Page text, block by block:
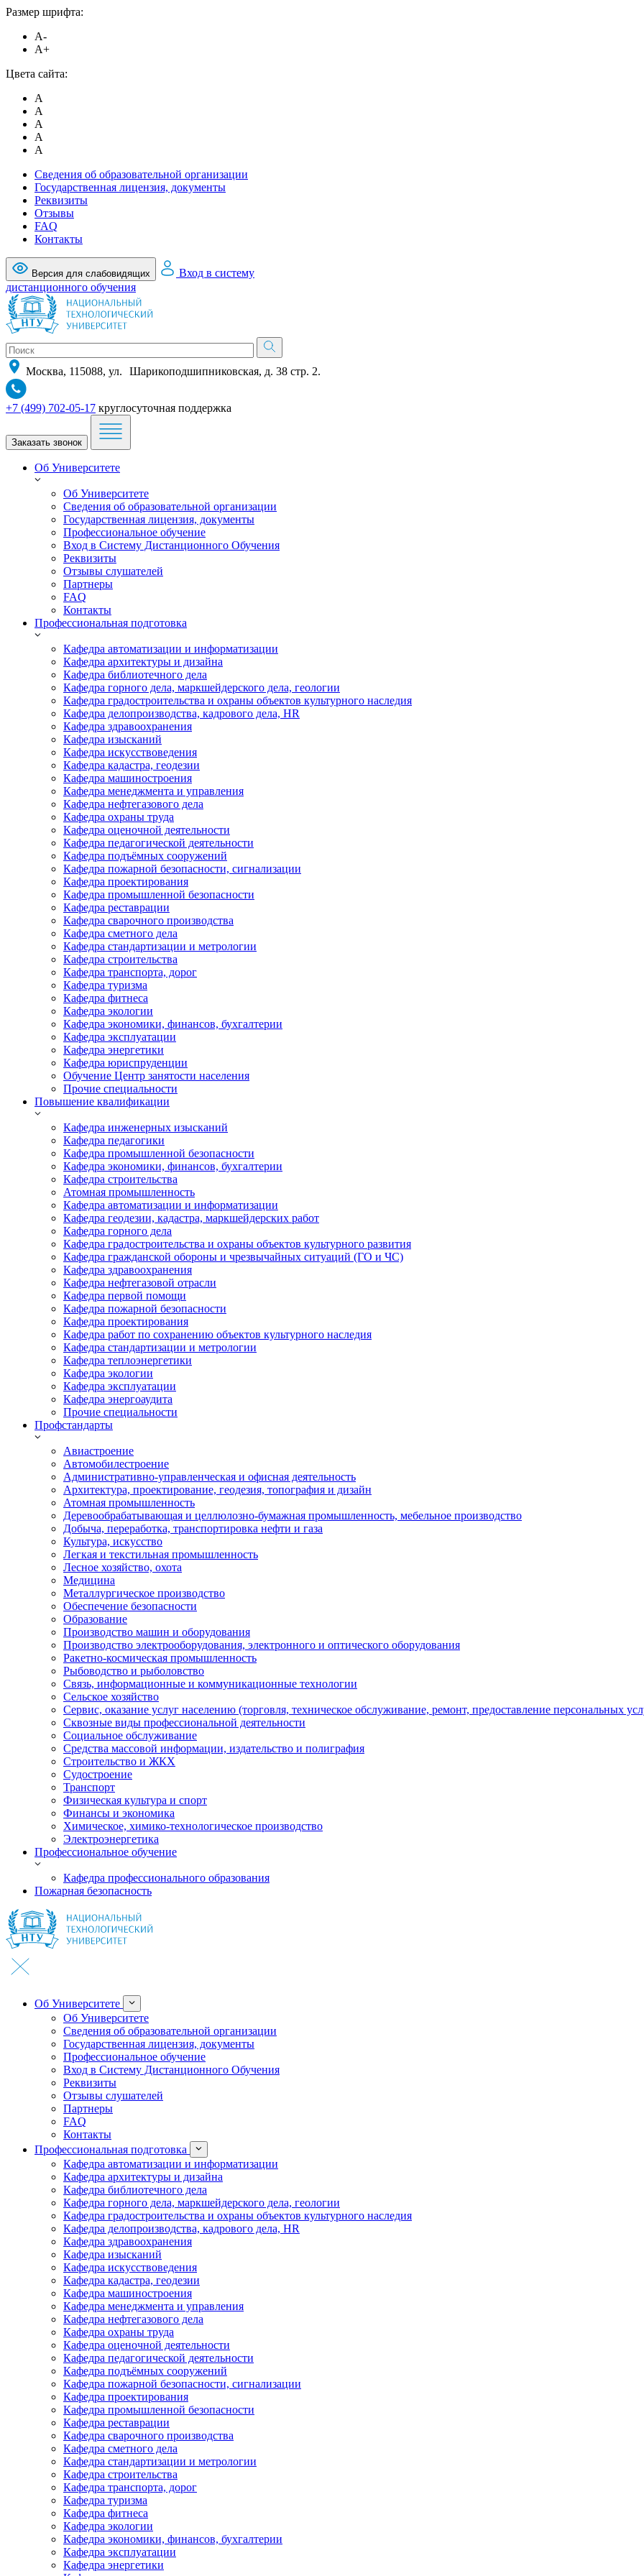
Размер шрифта:
A-
A+
Цвета сайта:
A
A
A
A
A
Сведения об образовательной организации
Государственная лицензия, документы
Реквизиты
Отзывы
FAQ
Контакты
Версия для слабовидящих
Вход в систему
дистанционного обучения
Москва, 115088, ул. Шарикоподшипниковская, д. 38 стр. 2.
+7 (499) 702-05-17 круглосуточная поддержка
Заказать звонок
Об Университете
Об Университете
Сведения об образовательной организации
Государственная лицензия, документы
Профессиональное обучение
Вход в Систему Дистанционного Обучения
Реквизиты
Отзывы слушателей
Партнеры
FAQ
Контакты
Профессиональная подготовка
Кафедра автоматизации и информатизации
Кафедра архитектуры и дизайна
Кафедра библиотечного дела
Кафедра горного дела, маркшейдерского дела, геологии
Кафедра градостроительства и охраны объектов культурного наследия
Кафедра делопроизводства, кадрового дела, HR
Кафедра здравоохранения
Кафедра изысканий
Кафедра искусствоведения
Кафедра кадастра, геодезии
Кафедра машиностроения
Кафедра менеджмента и управления
Кафедра нефтегазового дела
Кафедра охраны труда
Кафедра оценочной деятельности
Кафедра педагогической деятельности
Кафедра подъёмных сооружений
Кафедра пожарной безопасности, сигнализации
Кафедра проектирования
Кафедра промышленной безопасности
Кафедра реставрации
Кафедра сварочного производства
Кафедра сметного дела
Кафедра стандартизации и метрологии
Кафедра строительства
Кафедра транспорта, дорог
Кафедра туризма
Кафедра фитнеса
Кафедра экологии
Кафедра экономики, финансов, бухгалтерии
Кафедра эксплуатации
Кафедра энергетики
Кафедра юриспруденции
Обучение Центр занятости населения
Прочие специальности
Повышение квалификации
Кафедра инженерных изысканий
Кафедра педагогики
Кафедра промышленной безопасности
Кафедра экономики, финансов, бухгалтерии
Кафедра строительства
Атомная промышленность
Кафедра автоматизации и информатизации
Кафедра геодезии, кадастра, маркшейдерских работ
Кафедра горного дела
Кафедра градостроительства и охраны объектов культурного развития
Кафедра гражданской обороны и чрезвычайных ситуаций (ГО и ЧС)
Кафедра здравоохранения
Кафедра нефтегазовой отрасли
Кафедра первой помощи
Кафедра пожарной безопасности
Кафедра проектирования
Кафедра работ по сохранению объектов культурного наследия
Кафедра стандартизации и метрологии
Кафедра теплоэнергетики
Кафедра экологии
Кафедра эксплуатации
Кафедра энергоаудита
Прочие специальности
Профстандарты
Авиастроение
Автомобилестроение
Административно-управленческая и офисная деятельность
Архитектура, проектирование, геодезия, топография и дизайн
Атомная промышленность
Деревообрабатывающая и целлюлозно-бумажная промышленность, мебельное производство
Добыча, переработка, транспортировка нефти и газа
Культура, искусство
Легкая и текстильная промышленность
Лесное хозяйство, охота
Медицина
Металлургическое производство
Обеспечение безопасности
Образование
Производство машин и оборудования
Производство электрооборудования, электронного и оптического оборудования
Ракетно-космическая промышленность
Рыбоводство и рыболовство
Связь, информационные и коммуникационные технологии
Сельское хозяйство
Сервис, оказание услуг населению (торговля, техническое обслуживание, ремонт, предоставление персональных
Сквозные виды профессиональной деятельности
Социальное обслуживание
Средства массовой информации, издательство и полиграфия
Строительство и ЖКХ
Судостроение
Транспорт
Физическая культура и спорт
Финансы и экономика
Химическое, химико-технологическое производство
Электроэнергетика
Профессиональное обучение
Кафедра профессионального образования
Пожарная безопасность
Об Университете
Об Университете
Сведения об образовательной организации
Государственная лицензия, документы
Профессиональное обучение
Вход в Систему Дистанционного Обучения
Реквизиты
Отзывы слушателей
Партнеры
FAQ
Контакты
Профессиональная подготовка
Кафедра автоматизации и информатизации
Кафедра архитектуры и дизайна
Кафедра библиотечного дела
Кафедра горного дела, маркшейдерского дела, геологии
Кафедра градостроительства и охраны объектов культурного наследия
Кафедра делопроизводства, кадрового дела, HR
Кафедра здравоохранения
Кафедра изысканий
Кафедра искусствоведения
Кафедра кадастра, геодезии
Кафедра машиностроения
Кафедра менеджмента и управления
Кафедра нефтегазового дела
Кафедра охраны труда
Кафедра оценочной деятельности
Кафедра педагогической деятельности
Кафедра подъёмных сооружений
Кафедра пожарной безопасности, сигнализации
Кафедра проектирования
Кафедра промышленной безопасности
Кафедра реставрации
Кафедра сварочного производства
Кафедра сметного дела
Кафедра стандартизации и метрологии
Кафедра строительства
Кафедра транспорта, дорог
Кафедра туризма
Кафедра фитнеса
Кафедра экологии
Кафедра экономики, финансов, бухгалтерии
Кафедра эксплуатации
Кафедра энергетики